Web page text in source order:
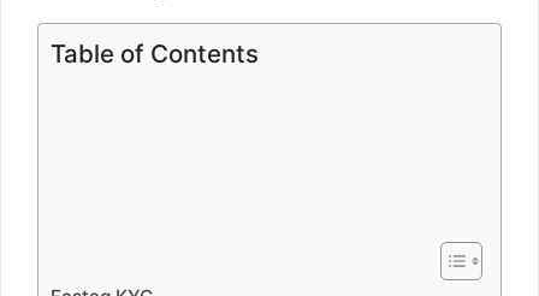
Table of Contents